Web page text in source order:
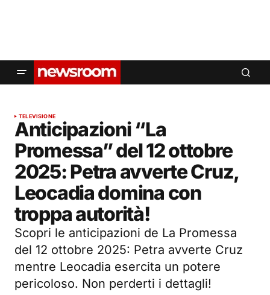
TELEVISIONE
Anticipazioni “La
Promessa” del 12 ottobre
2025: Petra avverte Cruz,
Leocadia domina con
troppa autorità!
Scopri le anticipazioni de La Promessa
del 12 ottobre 2025: Petra avverte Cruz
mentre Leocadia esercita un potere
pericoloso. Non perderti i dettagli!